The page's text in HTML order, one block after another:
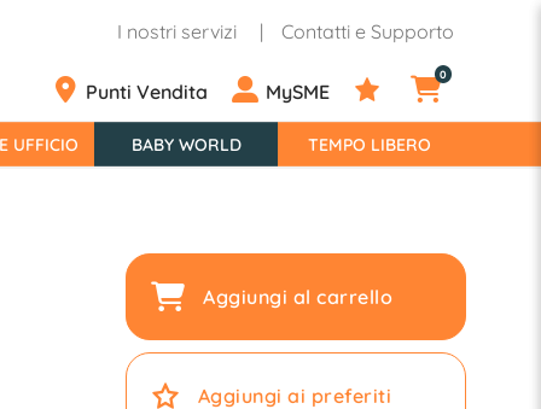
I nostri servizi Contatti e Supporto
Punti Vendita MySME
0
UFFICIO BABY WORLD TEMPO LIBERO
Aggiungi al carrello
Aggiungi ai preferiti